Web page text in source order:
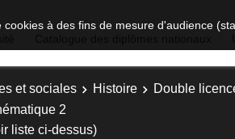
à des fins de mesure d'audience
et sociales Histoire
Double
2
liste ci-dessus)